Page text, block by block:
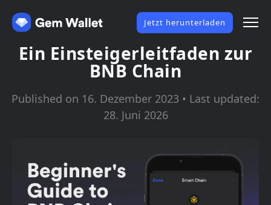
Jetzt herunterladen
Ein Einsteigerleitfaden zur
BNB Chain
Published on 16. Dezember 2023 • Last updated:
28. Juni 2026